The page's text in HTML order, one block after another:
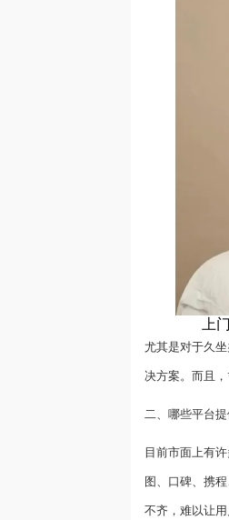
上
尤其是对于久
决方案。而且
二、哪些平台
目前市面上有
图、口碑、携
不齐，难以让用